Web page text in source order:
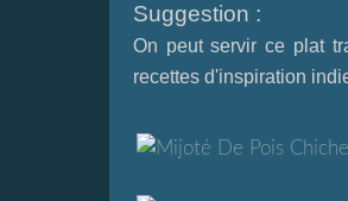
Suggestion :
On peut servir ce plat
recettes d'inspiration